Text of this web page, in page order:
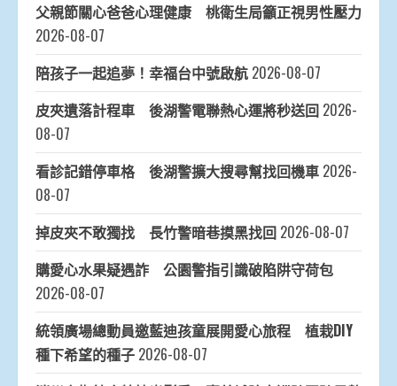
父親節關心爸爸心理健康 桃衛生局籲正視男性壓力
2026-08-07
陪孩子一起追夢！幸福台中號啟航 2026-08-07
皮夾遺落計程車 後湖警電聯熱心運將秒送回 2026-
08-07
看診記錯停車格 後湖警擴大搜尋幫找回機車 2026-
08-07
掉皮夾不敢獨找 長竹警暗巷摸黑找回 2026-08-07
購愛心水果疑遇詐 公園警指引識破陷阱守荷包
2026-08-07
統領廣場總動員邀藍迪孩童展開愛心旅程 植栽DIY
種下希望的種子 2026-08-07